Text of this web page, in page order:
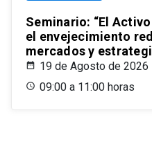
Seminario: “El
el envejecimiento
mercados y
19 de Agosto de 2026
09:00 a 11:00 horas